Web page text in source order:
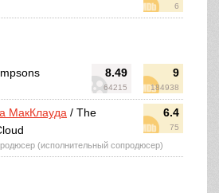
6
8.49
64215
9
184938
6.4
75
МакКлауда / The
(исполнительный сопродюсер)